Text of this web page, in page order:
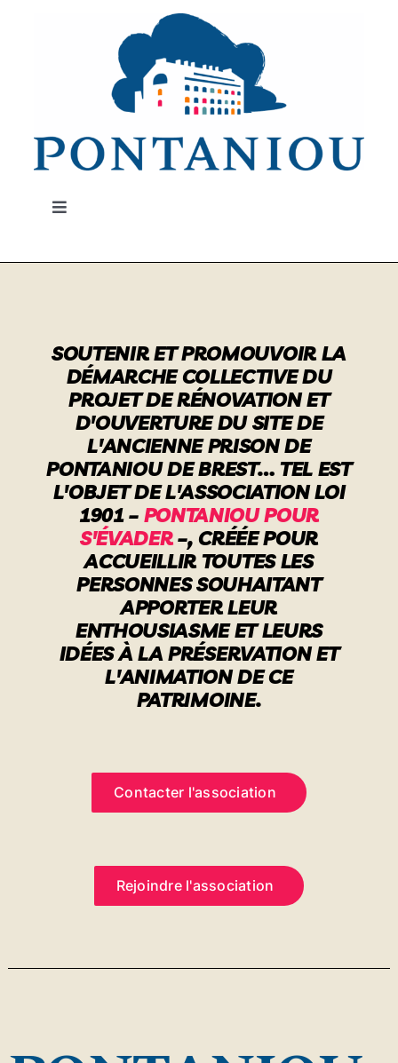
Toggle
Un peu d’Histoire
Une nouvelle vie commence
Infos pratiques
Contact
SOUTENIR ET PROMOUVOIR LA
DÉMARCHE COLLECTIVE DU
PROJET DE RÉNOVATION ET
D'OUVERTURE DU SITE DE
L'ANCIENNE PRISON DE
PONTANIOU DE BREST… TEL EST
L'OBJET DE L'ASSOCIATION LOI
1901 – PONTANIOU POUR
S'ÉVADER–, CRÉÉE POUR
ACCUEILLIR TOUTES LES
PERSONNES SOUHAITANT
APPORTER LEUR
ENTHOUSIASME ET LEURS
IDÉES À LA PRÉSERVATION ET
L'ANIMATION DE CE
PATRIMOINE.
Contacter l'association
Rejoindre l'association